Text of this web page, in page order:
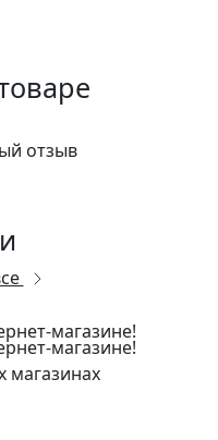
отзыв
магазине!
магазинах